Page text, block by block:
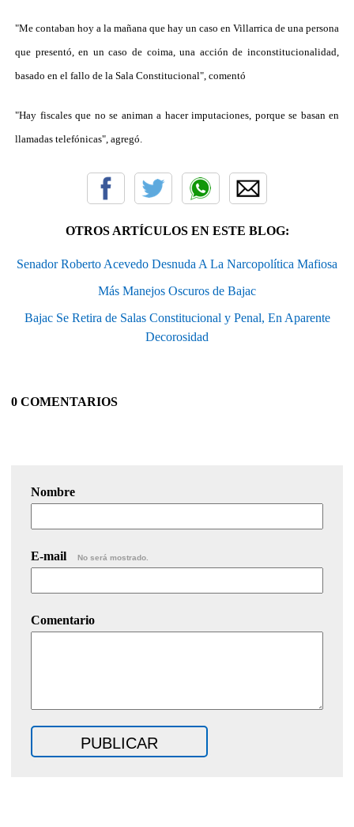
"Me contaban hoy a la mañana que hay un caso en Villarrica de una persona
que presentó, en un caso de coima, una acción de inconstitucionalidad,
basado en el fallo de la Sala Constitucional", comentó
"Hay fiscales que no se animan a hacer imputaciones, porque se basan en
llamadas telefónicas", agregó.
OTROS ARTÍCULOS EN ESTE BLOG:
Senador Roberto Acevedo Desnuda A La Narcopolítica Mafiosa
Más Manejos Oscuros de Bajac
Bajac Se Retira de Salas Constitucional y Penal, En Aparente
Decorosidad
0 COMENTARIOS
Nombre
E-mail No será mostrado.
Comentario